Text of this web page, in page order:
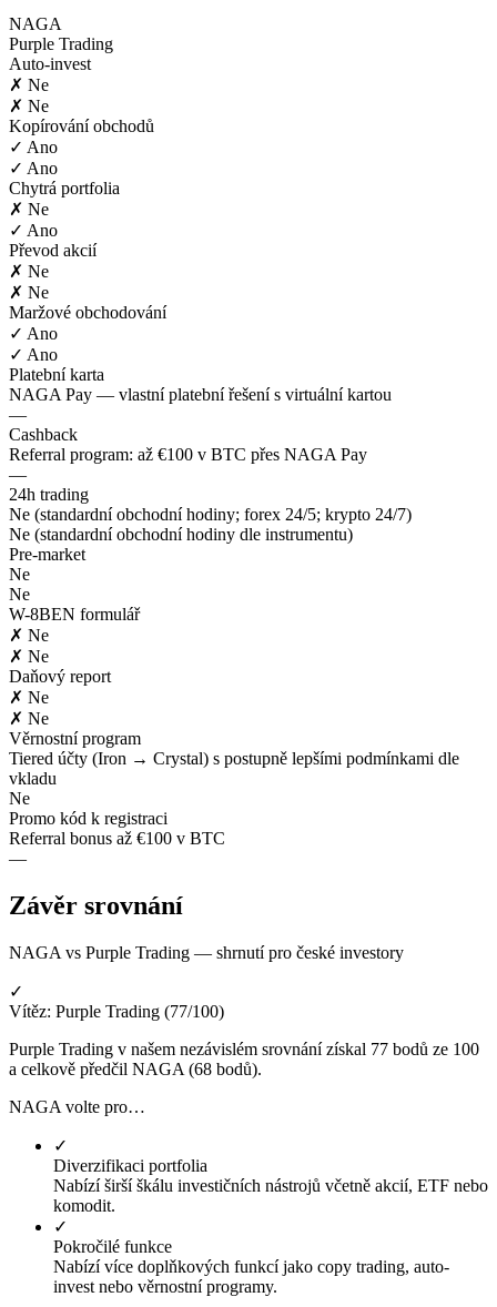
NAGA
Purple Trading
Auto-invest
✗ Ne
✗ Ne
Kopírování obchodů
✓ Ano
✓ Ano
Chytrá portfolia
✗ Ne
✓ Ano
Převod akcií
✗ Ne
✗ Ne
Maržové obchodování
✓ Ano
✓ Ano
Platební karta
NAGA Pay — vlastní platební řešení s virtuální kartou
—
Cashback
Referral program: až €100 v BTC přes NAGA Pay
—
24h trading
Ne (standardní obchodní hodiny; forex 24/5; krypto 24/7)
Ne (standardní obchodní hodiny dle instrumentu)
Pre-market
Ne
Ne
W-8BEN formulář
✗ Ne
✗ Ne
Daňový report
✗ Ne
✗ Ne
Věrnostní program
Tiered účty (Iron → Crystal) s postupně lepšími podmínkami dle
vkladu
Ne
Promo kód k registraci
Referral bonus až €100 v BTC
—
Závěr srovnání
NAGA vs Purple Trading — shrnutí pro české investory
✓
Vítěz: Purple Trading (77/100)
Purple Trading v našem nezávislém srovnání získal 77 bodů ze 100
a celkově předčil NAGA (68 bodů).
NAGA volte pro…
✓
Diverzifikaci portfolia
Nabízí širší škálu investičních nástrojů včetně akcií, ETF nebo
komodit.
✓
Pokročilé funkce
Nabízí více doplňkových funkcí jako copy trading, auto-
invest nebo věrnostní programy.